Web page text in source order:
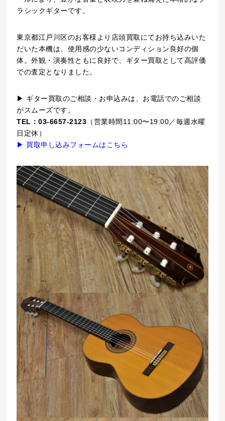
ラシックギターです。
東京都江戸川区のお客様より店頭買取にてお持ち込みいた
だいた本機は、使用感の少ないコンディション良好の個
体。外観・演奏性ともに良好で、ギター買取として高評価
での査定となりました。
▶ ギター買取のご相談・お申込みは、お電話でのご相談
がスムーズです。
TEL：03-6657-2123 （営業時間11:00〜19:00／毎週水曜
日定休）
▶ 買取申し込みフォームはこちら